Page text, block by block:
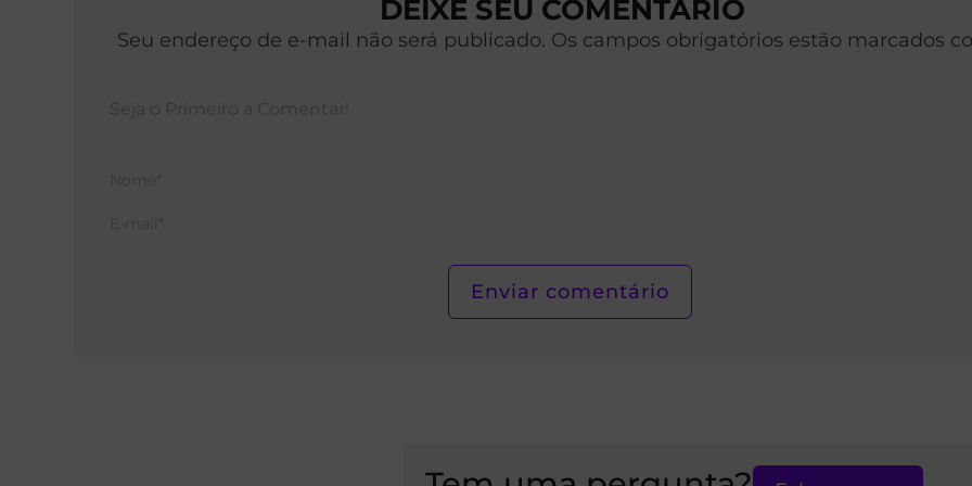
DEIXE SEU COMENTÁRIO
Seu endereço de e-mail não será publicado. Os campos obrigatórios estão marcados